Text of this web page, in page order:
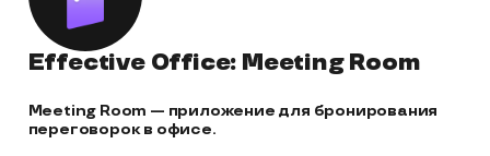
Effective Office: Meeting Room
Meeting Room — приложение для бронирования
переговорок в офисе.